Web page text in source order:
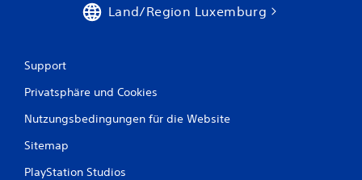
Land/Region Luxemburg
Support
Privatsphäre und Cookies
Nutzungsbedingungen für die Website
Sitemap
PlayStation Studios